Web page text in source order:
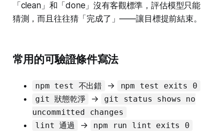
「clean」和「done」沒有客觀標準，評估模型只能
猜測，而且往往猜「完成了」——讓目標提前結束。
常用的可驗證條件寫法
npm test 不出錯 →
npm test exits 0
git 狀態乾淨
→
git status shows no
uncommitted changes
lint 通過
→
npm run lint exits 0